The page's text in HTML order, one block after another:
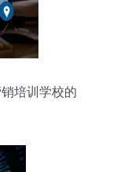
培训学校的